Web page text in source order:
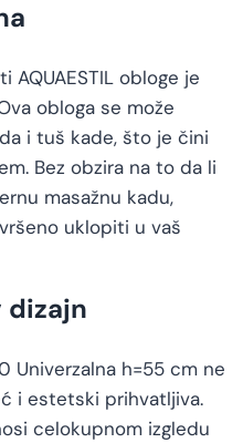
obloge je
obloga se može
i tuš kade, što je čini
Bez obzira na to da li
masažnu kadu,
uklopiti u vaš
Univerzalna h=55 cm ne
i estetski prihvatljiva.
celokupnom izgledu